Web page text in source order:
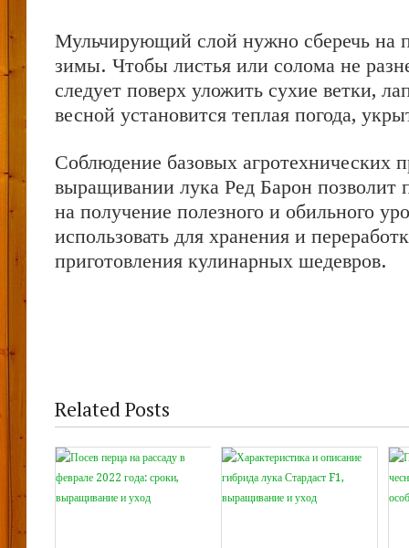
Мульчирующий слой нужно сберечь на
зимы. Чтобы листья или солома не
следует поверх уложить сухие ветки,
весной установится теплая погода,
Соблюдение базовых агротехнических
выращивании лука Ред Барон позволит
на получение полезного и обильного
использовать для хранения и
приготовления кулинарных шедевров.
Related Posts